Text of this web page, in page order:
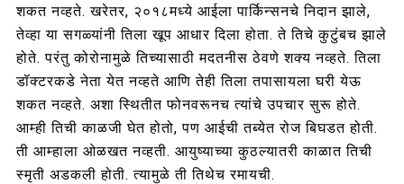
शकत नव्हते. खरेतर, २०१८मध्ये आईला पार्किन्सनचे निदान झाले,
तेव्हा या सगळ्यांनी तिला खूप आधार दिला होता. ते तिचे कुटुंबच झाले
होते. परंतु कोरोनामुळे तिच्यासाठी मदतनीस ठेवणे शक्य नव्हते. तिला
डॉक्टरकडे नेता येत नव्हते आणि तेही तिला तपासायला घरी येऊ
शकत नव्हते. अशा स्थितीत फोनवरूनच त्यांचे उपचार सुरू होते.
आम्ही तिची काळजी घेत होतो, पण आईची तब्येत रोज बिघडत होती.
ती आम्हाला ओळखत नव्हती. आयुष्याच्या कुठल्यातरी काळात तिची
स्मृती अडकली होती. त्यामुळे ती तिथेच रमायची.